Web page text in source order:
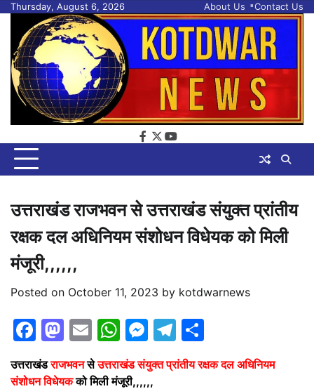
Skip
content
Thursday, August 6, 2026 About Us Contact Us
facebook
twitter
youtube
उत्तराखंड राजभवन से उत्तराखंड संयुक्त प्रांतीय
रक्षक दल अधिनियम संशोधन विधेयक को मिली
मंजूरी,,,,,,
Posted on October 11, 2023 by kotdwarnews
Facebook
Mastodon
EmailWhatsApp
Messenger
Telegram
उत्तराखंडराजभवनसेउत्तराखंड संयुक्त प्रांतीय रक्षक दल अधिनियम
संशोधन विधेयकको मिली मंजूरी,,,,,,